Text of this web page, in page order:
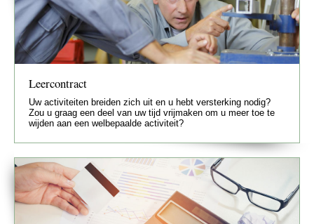
Leercontract
Uw activiteiten breiden zich uit en u hebt versterking nodig?
Zou u graag een deel van uw tijd vrijmaken om u meer toe te
wijden aan een welbepaalde activiteit?